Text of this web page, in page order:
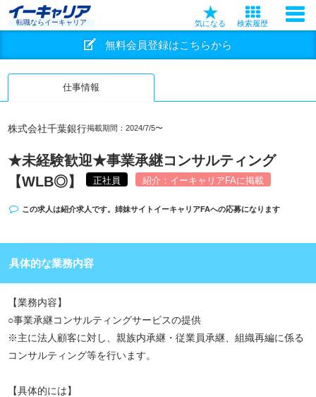
転職ならイーキャリア 気になる 検索履歴
無料会員登録はこちらから
仕事情報
株式会社千葉銀行掲載期間：2024/7/5〜
★未経験歓迎★事業承継コンサルティング
【WLB◎】
正社員 紹介：イーキャリアFAに掲載
この求人は紹介求人です。姉妹サイト イーキャリアFAへの応募になります
具体的な業務内容
【業務内容】
○事業承継コンサルティングサービスの提供
※主に法人顧客に対し、親族内承継・従業員承継、組織再編に係る
コンサルティング等を行います。
【具体的には】